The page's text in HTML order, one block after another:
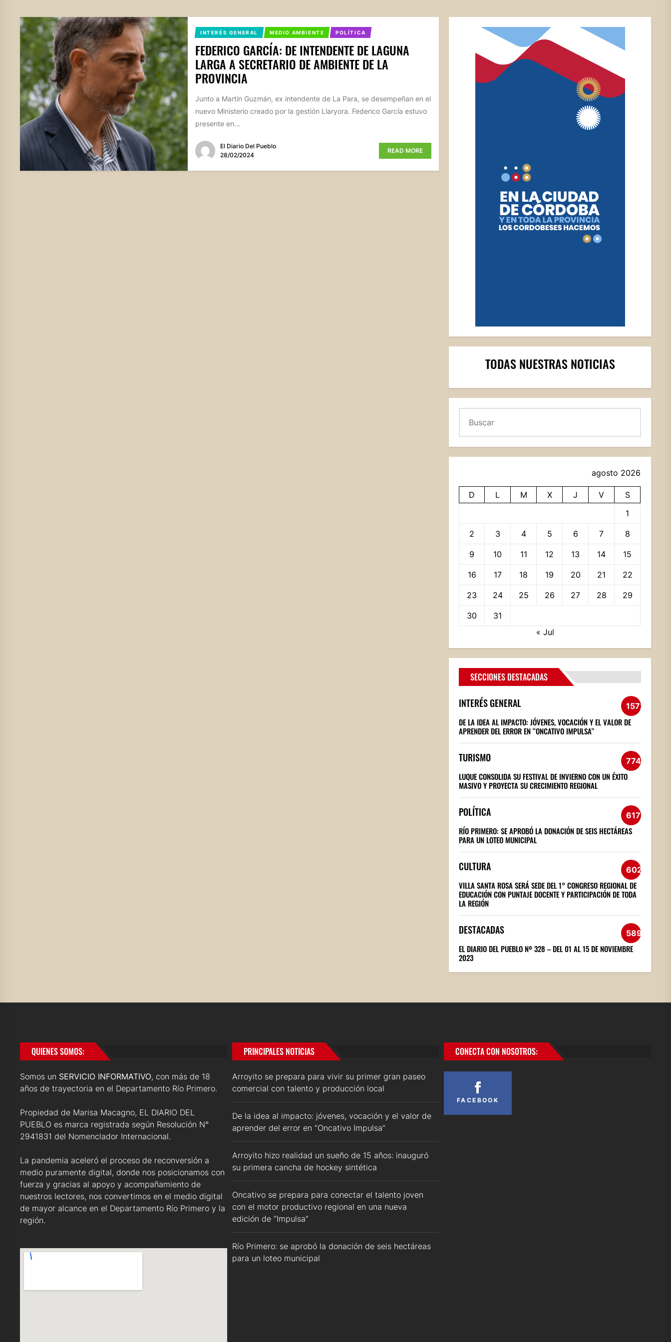
INTERÉS GENERAL MEDIO AMBIENTE POLÍTICA
FEDERICO GARCÍA: DE INTENDENTE DE LAGUNA
LARGA A SECRETARIO DE AMBIENTE DE LA
PROVINCIA
Junto a Martín Guzmán, ex intendente de La Para, se desempeñan en el
nuevo Ministerio creado por la gestión Llaryora. Federico García estuvo
presente en...
El Diario Del Pueblo
28/02/2024
READ MORE
TODAS NUESTRAS NOTICIAS
agosto 2026
D L M X J V
S
1
2 3 4 5 6 7 8
9 10 11 12 13 14 15
16 17 18 19 20 21 22
23 24 25 26 27 28 29
30
31
« Jul
SECCIONES DESTACADAS
INTERÉS GENERAL 1572
DE LA IDEA AL IMPACTO: JÓVENES, VOCACIÓN Y EL VALOR DE
APRENDER DEL ERROR EN “ONCATIVO IMPULSA”
TURISMO 774
LUQUE CONSOLIDA SU FESTIVAL DE INVIERNO CON UN ÉXITO
MASIVO Y PROYECTA SU CRECIMIENTO REGIONAL
POLÍTICA 617
RÍO PRIMERO: SE APROBÓ LA DONACIÓN DE SEIS HECTÁREAS
PARA UN LOTEO MUNICIPAL
CULTURA 602
VILLA SANTA ROSA SERÁ SEDE DEL 1° CONGRESO REGIONAL DE
EDUCACIÓN CON PUNTAJE DOCENTE Y PARTICIPACIÓN DE TODA
LA REGIÓN
DESTACADAS 589
EL DIARIO DEL PUEBLO Nº 328 – DEL 01 AL 15 DE NOVIEMBRE
2023
QUIENES SOMOS:
Somos un SERVICIO INFORMATIVO, con más de 18
años de trayectoria en el Departamento Río Primero.
Propiedad de Marisa Macagno, EL DIARIO DEL
PUEBLO es marca registrada según Resolución N°
2941831 del Nomenclador Internacional.
La pandemia aceleró el proceso de reconversión a
medio puramente digital, donde nos posicionamos con
fuerza y gracias al apoyo y acompañamiento de
nuestros lectores, nos convertimos en el medio digital
de mayor alcance en el Departamento Río Primero y la
región.
PRINCIPALES NOTICIAS
Arroyito se prepara para vivir su primer gran paseo
comercial con talento y producción local
De la idea al impacto: jóvenes, vocación y el valor de
aprender del error en “Oncativo Impulsa”
Arroyito hizo realidad un sueño de 15 años: inauguró
su primera cancha de hockey sintética
Oncativo se prepara para conectar el talento joven
con el motor productivo regional en una nueva
edición de “Impulsa”
Río Primero: se aprobó la donación de seis hectáreas
para un loteo municipal
CONECTA CON NOSOTROS:
FACEBOOK